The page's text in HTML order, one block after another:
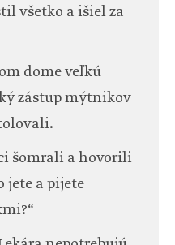
všetko a išiel za
dome veľkú
zástup mýtnikov
šomrali a hovorili
jete a pijete